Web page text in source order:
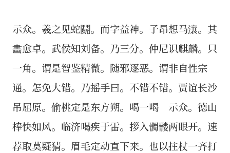
示众。羲之见蛇鬬。而字益神。子昂想马瀼。其
畵愈卓。武侯知刘备。乃三分。仲尼识麒麟。只
一角。谓是智鉴精微。随邪逐恶。谓非自性宗
通。怎免大错。乃摇手曰。不错不错。贾谊长沙
吊屈原。偷桃定是东方朔。喝一喝 示众。德山
棒快如风。临济喝疾于雷。拶入髑髅两眼开。速
荐取莫疑猜。眉毛定动直下来。也以拄杖一齐打